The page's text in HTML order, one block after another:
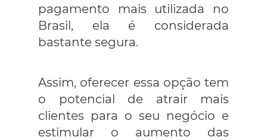
pagamento mais utilizada no
Brasil, ela é considerada
bastante segura.
Assim, oferecer essa opção tem
o potencial de atrair mais
clientes para o seu negócio e
estimular o aumento das